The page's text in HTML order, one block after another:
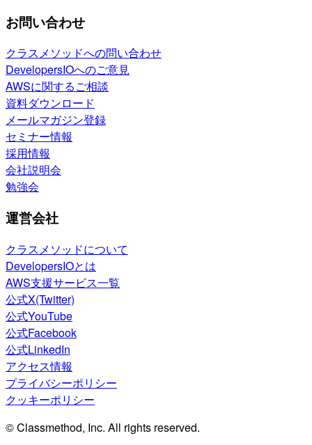
お問い合わせ
クラスメソッドへの問い合わせ
DevelopersIOへのご意見
AWSに関するご相談
資料ダウンロード
メールマガジン登録
セミナー情報
採用情報
会社説明会
勉強会
運営会社
クラスメソッドについて
DevelopersIOとは
AWS支援サービス一覧
公式X(Twitter)
公式YouTube
公式Facebook
公式LinkedIn
アクセス情報
プライバシーポリシー
クッキーポリシー
© Classmethod, Inc. All rights reserved.